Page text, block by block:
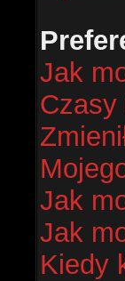
Jak
Czasy
Jak
Jak
Kiedy